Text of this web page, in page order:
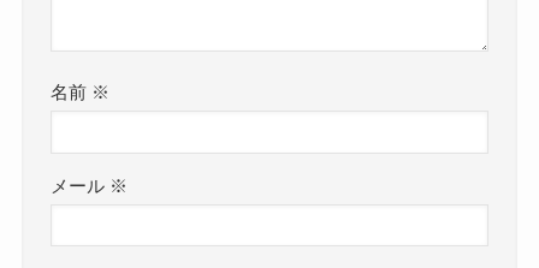
名前 ※
メール ※